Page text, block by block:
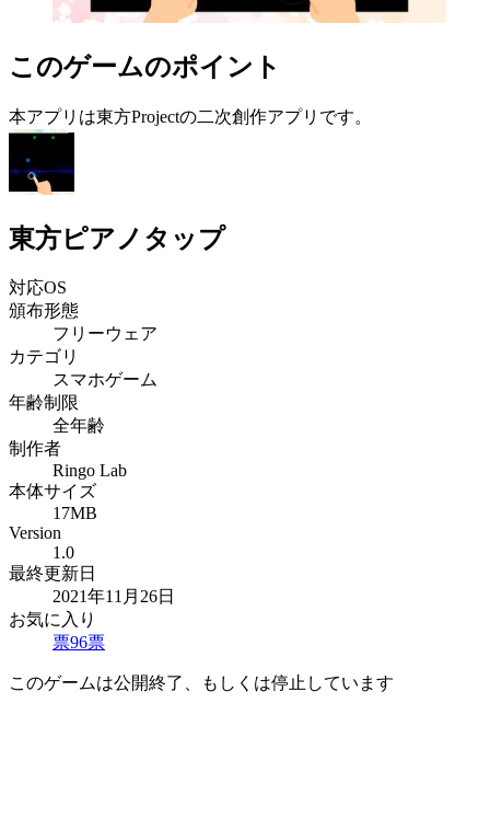
このゲームのポイント
本アプリは東方Projectの二次創作アプリです。
東方ピアノタップ
対応OS
頒布形態
フリーウェア
カテゴリ
スマホゲーム
年齢制限
全年齢
制作者
Ringo Lab
本体サイズ
17MB
Version
1.0
最終更新日
2021年11月26日
お気に入り
票96票
このゲームは公開終了、もしくは停止しています